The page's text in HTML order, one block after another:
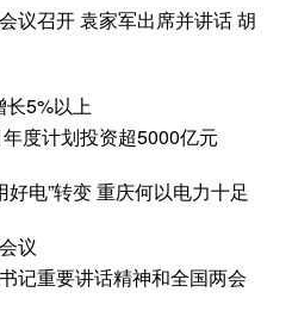
议召开 袁家军出席并讲话 胡
长5%以上
度计划投资超5000亿元
好电”转变 重庆何以电力十足
议
记重要讲话精神和全国两会